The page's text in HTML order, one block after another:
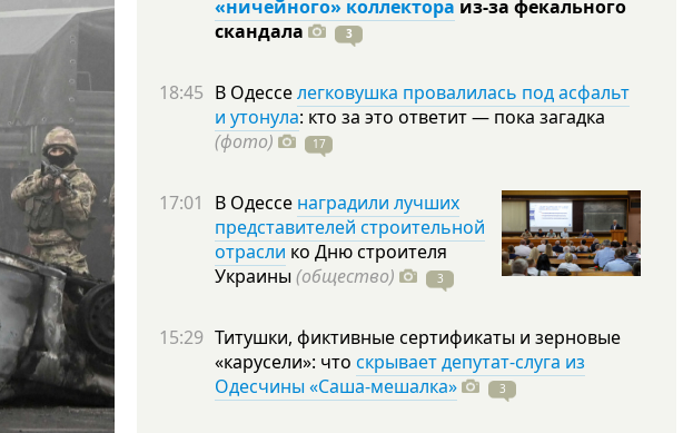
«ничейного» коллектора из-за фекального
скандала
3
18:45 В Одесселегковушка провалилась под асфальт
и утонула: кто за это ответит — пока загадка
(фото)
17
17:01 В Одессе наградили лучших
представителей строительной
отрасли ко Дню строителя
Украины (общество) 3
15:29 Титушки, фиктивные сертификаты и зерновые
«карусели»: что скрывает депутат-слуга из
Одесчины «Саша-мешалка»
3